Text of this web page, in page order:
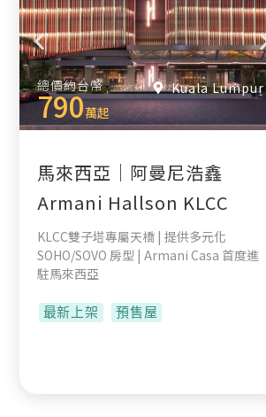
總價約台幣
790萬起
Kuala Lumpur
馬來西亞｜阿曼尼浩鑫
Armani Hallson KLCC
KLCC雙子塔專屬天橋 | 提供多元化
SOHO/SOVO 房型 | Armani Casa 首度進
駐馬來西亞
最新上架 預售屋